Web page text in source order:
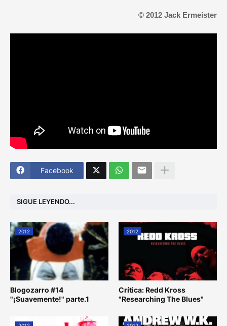
© 2012 Jack Ermeister
Facebook
SIGUE LEYENDO...
2012
Blogozarro #14
"¡Suavemente!" parte.1
2012
Crítica: Redd Kross
"Researching The Blues"